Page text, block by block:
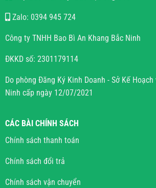
Zalo: 0394 945 724
Công ty TNHH Bao Bì An Khang Bắc Ninh
ĐKKD số: 2301179114
Do phòng Đăng Ký Kinh Doanh - Sở Kế
Ninh cấp ngày 12/07/2021
CÁC BÀI CHÍNH SÁCH
Chính sách thanh toán
Chính sách đổi trả
Chính sách vận chuyển